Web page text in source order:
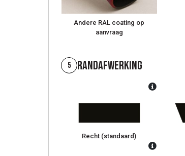
Andere RAL coating op
aanvraag
5 Randafwerking
Recht (standaard)